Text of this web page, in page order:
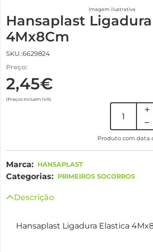
Imagem ilustrativa
Hansaplast
4Mx8Cm
SKU.:6629824
Preço:
2,45€
(Preços incluem IVA)
Produto com data
Marca: HANSAPLAST
Categorias: PRIMEIROS SOCORROS
Descrição
Hansaplast Ligadura Elastica